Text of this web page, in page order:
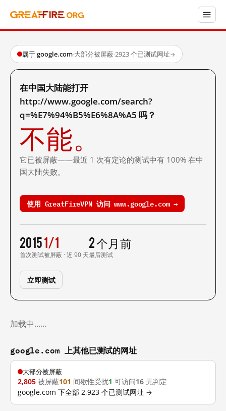
属于 google.com·大部分被屏蔽·2923 个已测试网址→
在中国大陆能打开
http://www.google.com/search?
q=%E7%94%B5%E6%8A%A5 吗？
不能。
它已被屏蔽——最近 1 次有定论的测试中有 100% 在中
国大陆失败。
使用 GreatFireVPN 访问 www.google.com →
2015
首次测试
1/1
被屏蔽 · 近 90 天
2 个月前
最后测试
立即测试
加载中……
google.com 上其他已测试的网址
大部分被屏蔽
2,805 被屏蔽101 间歇性受扰1 可访问16 无判定
google.com 下全部 2,923 个已测试网址 →